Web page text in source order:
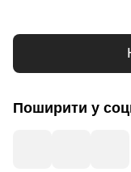
Поширити у